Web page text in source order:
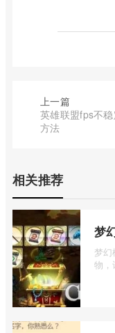
上一篇
英雄联盟fps不
方法
相关推荐
梦
梦
物，